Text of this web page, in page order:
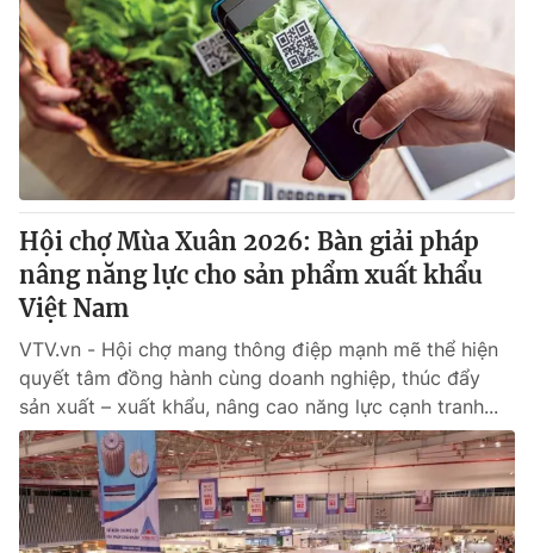
Theo dõi báo trên
Cơ quan chủ quản:Đài Truyền hình Việt Nam
Cơ quan báo chí:Thời báo VTV
Giấy phép hoạt động báo in và báo điện tử số 483/GP-BTTTT
cấp ngày 29/12/2023
Tổng Biên tập:Vũ Thanh Thủy
Phó Tổng Biên tập: Nguyễn Thị Mỹ Hạnh, Phạm Quốc Thắng,
Nguyễn Trọng Ninh
Tổng đài VTV:
Ðiện thoại Thời báo VTV:
024.66 897 897
Email: toasoan@vtv.vn
Liên hệ quảng cáo:024-7300.7108
Hội chợ Mùa Xuân 2026: Bàn giải pháp
nâng năng lực cho sản phẩm xuất khẩu
Việt Nam
VTV.vn - Hội chợ mang thông điệp mạnh mẽ thể hiện
quyết tâm đồng hành cùng doanh nghiệp, thúc đẩy
sản xuất – xuất khẩu, nâng cao năng lực cạnh tranh...